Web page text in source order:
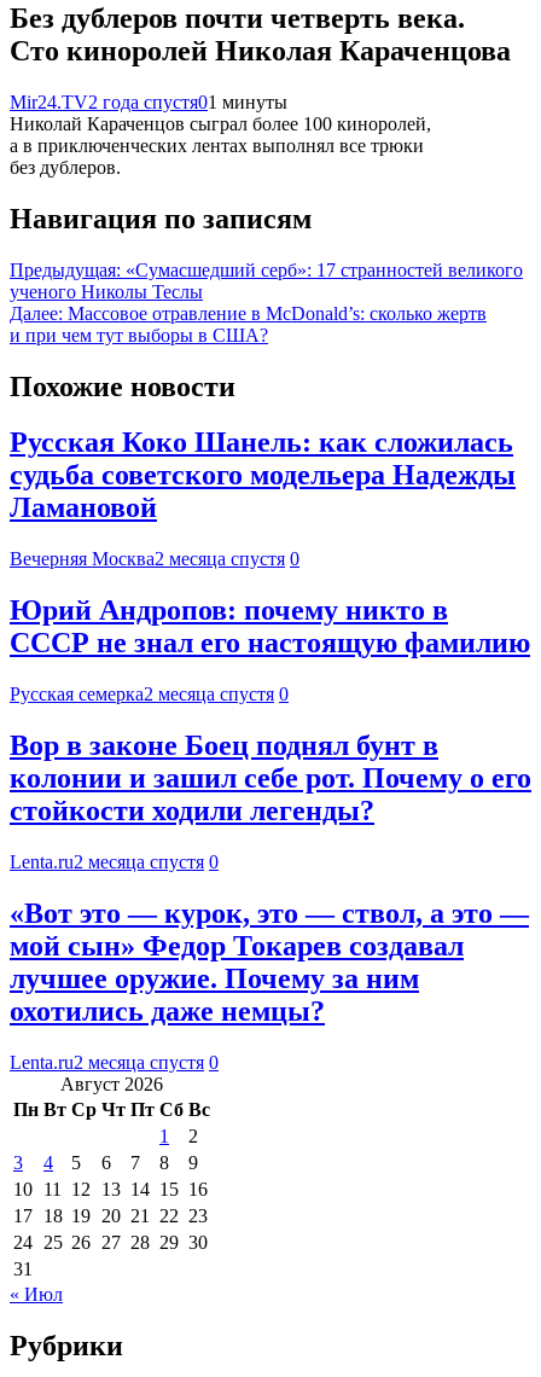
Без дублеров почти четверть века.
Сто киноролей Николая Караченцова
Mir24.TV2 года спустя01 минуты
Николай Караченцов сыграл более 100 киноролей,
а в приключенческих лентах выполнял все трюки
без дублеров.
Навигация по записям
Предыдущая: «Сумасшедший серб»: 17 странностей великого
ученого Николы Теслы
Далее: Массовое отравление в McDonald’s: сколько жертв
и при чем тут выборы в США?
Похожие новости
Русская Коко Шанель: как сложилась
судьба советского модельера Надежды
Ламановой
Вечерняя Москва2 месяца спустя 0
Юрий Андропов: почему никто в
СССР не знал его настоящую фамилию
Русская семерка2 месяца спустя 0
Вор в законе Боец поднял бунт в
колонии и зашил себе рот. Почему о его
стойкости ходили легенды?
Lenta.ru2 месяца спустя 0
«Вот это — курок, это — ствол, а это —
мой сын» Федор Токарев создавал
лучшее оружие. Почему за ним
охотились даже немцы?
Lenta.ru2 месяца спустя 0
Август 2026
Пн Вт Ср Чт Пт Сб Вс
1
2
3
4 5 6 7 8
9
10 11 12 13 14 15 16
17 18 19 20 21 22 23
24 25 26 27 28 29 30
31
« Июл
Рубрики